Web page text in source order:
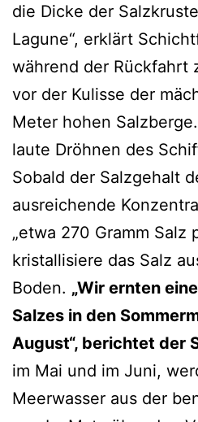
die Dicke der
Lagune“, erklärt
während der Rückfahrt
vor der Kulisse der
Meter hohen
laute Dröhnen des
Sobald der Salzgehalt
ausreichende
„etwa 270 Gramm Salz
kristallisiere das Salz
Boden. „Wir ernten
Salzes in den
August“, berichtet der
im Mai und im Juni,
Meerwasser aus der